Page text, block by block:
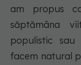
am propus
săptămâna
populistic
facem natural